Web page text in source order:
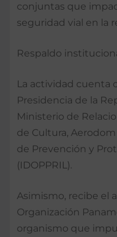
conjuntas que
seguridad vial en la
Respaldo
La actividad cuenta
Presidencia de la
Ministerio de
de Cultura,
de Prevención y
(IDOPPRIL).
Asimismo, recibe el
Organización
organismo que